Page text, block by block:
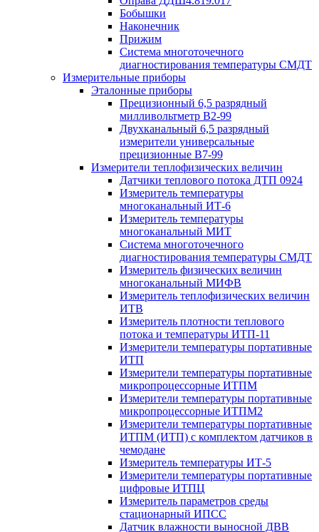
Бобышки
Наконечник
Прижим
Система многоточечного
диагностирования температуры СМДТ
Измерительные приборы
Эталонные приборы
Прецизионный 6,5 разрядный
милливольтметр В2-99
Двухканальный 6,5 разрядный
измерители универсальные
прецизионные В7-99
Измерители теплофизических величин
Датчики теплового потока ДТП 0924
Измеритель температуры
многоканальный ИТ-6
Измеритель температуры
многоканальный МИТ
Система многоточечного
диагностирования температуры СМДТ
Измеритель физических величин
многоканальный МИФВ
Измеритель теплофизических величин
ИТВ
Измеритель плотности теплового
потока и температуры ИТП-11
Измерители температуры портативные
ИТП
Измерители температуры портативные
микропроцессорные ИТПМ
Измерители температуры портативные
микропроцессорные ИТПМ2
Измерители температуры портативные
ИТПМ (ИТП) с комплектом датчиков в
чемодане
Измеритель температуры ИТ-5
Измерители температуры портативные
цифровые ИТПЦ
Измеритель параметров среды
стационарный ИПСС
Датчик влажности выносной ДВВ